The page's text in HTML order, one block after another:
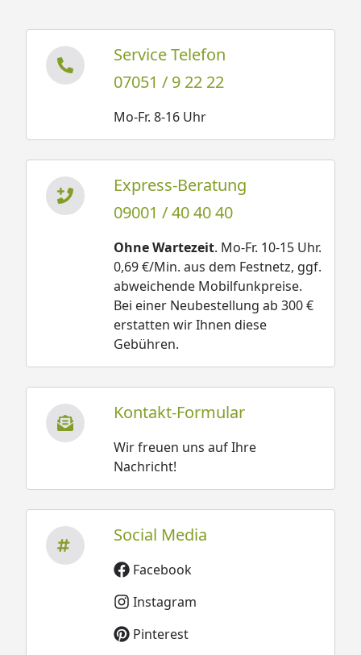
Service Telefon
07051 / 9 22 22
Mo-Fr. 8-16 Uhr
Express-Beratung
09001 / 40 40 40
Ohne Wartezeit. Mo-Fr. 10-15 Uhr.
0,69 €/Min. aus dem Festnetz, ggf.
abweichende Mobilfunkpreise.
Bei einer Neubestellung ab 300 €
erstatten wir Ihnen diese
Gebühren.
Kontakt-Formular
Wir freuen uns auf Ihre
Nachricht!
Social Media
Facebook
Instagram
Pinterest